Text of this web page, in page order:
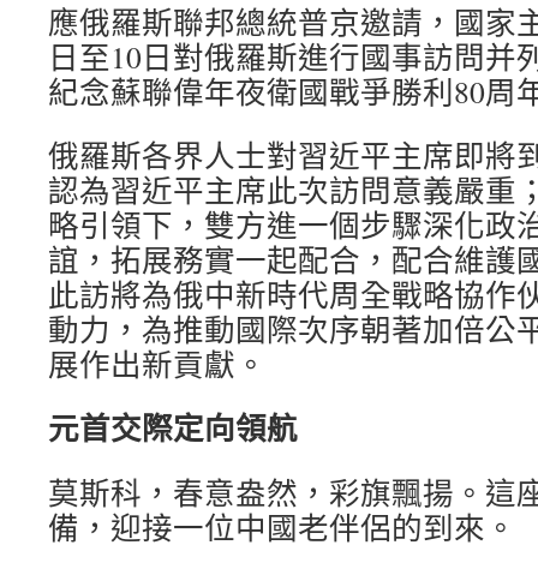
應俄羅斯聯邦總統普京邀請，國家
日至10日對俄羅斯進行國事訪問并
紀念蘇聯偉年夜衛國戰爭勝利80周
俄羅斯各界人士對習近平主席即將
認為習近平主席此次訪問意義嚴重
略引領下，雙方進一個步驟深化政
誼，拓展務實一起配合，配合維護
此訪將為俄中新時代周全戰略協作
動力，為推動國際次序朝著加倍公
展作出新貢獻。
元首交際定向領航
莫斯科，春意盎然，彩旗飄揚。這
備，迎接一位中國老伴侶的到來。